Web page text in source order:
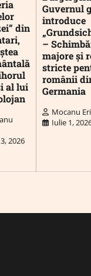
din
al lui
2026
Guvernul
introduce
–
majore și
stricte
românii
Germania
Mocanu
Iulie 1,